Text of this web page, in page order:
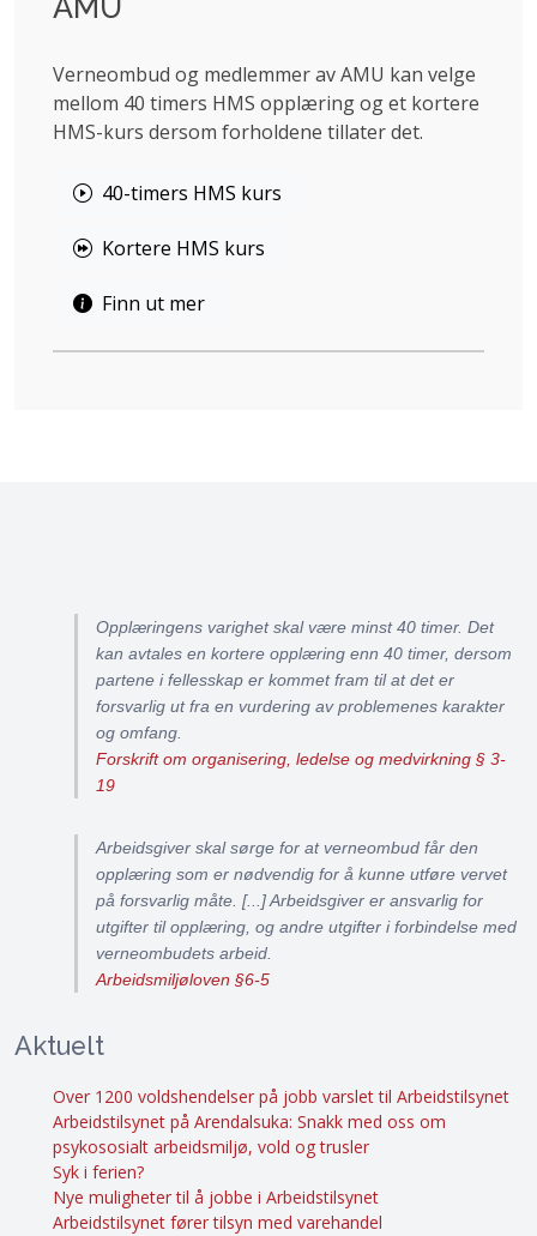
AMU
Verneombud og medlemmer av AMU kan velge
mellom 40 timers HMS opplæring og et kortere
HMS-kurs dersom forholdene tillater det.
40-timers HMS kurs
Kortere HMS kurs
Finn ut mer
Opplæringens varighet skal være minst 40 timer. Det
kan avtales en kortere opplæring enn 40 timer, dersom
partene i fellesskap er kommet fram til at det er
forsvarlig ut fra en vurdering av problemenes karakter
og omfang.
Forskrift om organisering, ledelse og medvirkning § 3-
19
Arbeidsgiver skal sørge for at verneombud får den
opplæring som er nødvendig for å kunne utføre vervet
på forsvarlig måte. [...] Arbeidsgiver er ansvarlig for
utgifter til opplæring, og andre utgifter i forbindelse med
verneombudets arbeid.
Arbeidsmiljøloven §6-5
Aktuelt
Over 1200 voldshendelser på jobb varslet til Arbeidstilsynet
Arbeidstilsynet på Arendalsuka: Snakk med oss om
psykososialt arbeidsmiljø, vold og trusler
Syk i ferien?
Nye muligheter til å jobbe i Arbeidstilsynet
Arbeidstilsynet fører tilsyn med varehandel